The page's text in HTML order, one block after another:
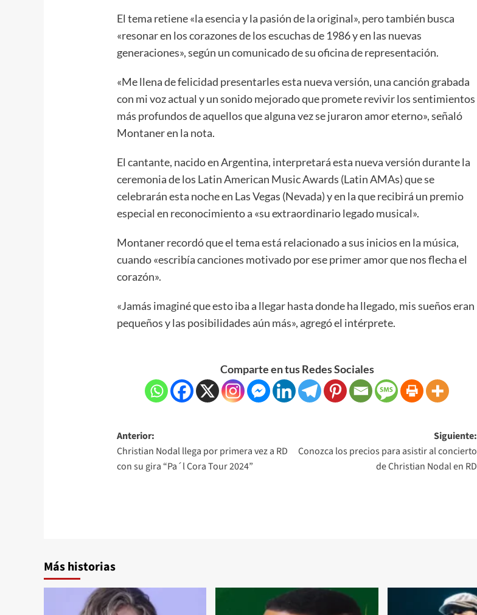
El tema retiene «la esencia y la pasión de la original», pero también busca
«resonar en los corazones de los escuchas de 1986 y en las nuevas
generaciones», según un comunicado de su oficina de representación.
«Me llena de felicidad presentarles esta nueva versión, una canción grabada
con mi voz actual y un sonido mejorado que promete revivir los sentimientos
más profundos de aquellos que alguna vez se juraron amor eterno», señaló
Montaner en la nota.
El cantante, nacido en Argentina, interpretará esta nueva versión durante la
ceremonia de los Latin American Music Awards (Latin AMAs) que se
celebrarán esta noche en Las Vegas (Nevada) y en la que recibirá un premio
especial en reconocimiento a «su extraordinario legado musical».
Montaner recordó que el tema está relacionado a sus inicios en la música,
cuando «escribía canciones motivado por ese primer amor que nos flecha el
corazón».
«Jamás imaginé que esto iba a llegar hasta donde ha llegado, mis sueños eran
pequeños y las posibilidades aún más», agregó el intérprete.
Comparte en tus Redes Sociales
Anterior:
Christian Nodal llega por primera vez a RD
con su gira “Pa´l Cora Tour 2024”
Siguiente:
Conozca los precios para asistir al concierto
de Christian Nodal en RD
Más historias